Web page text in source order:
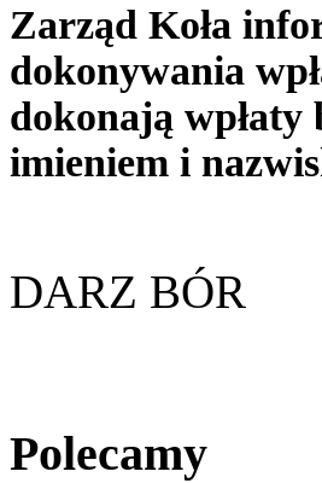
Zarząd Koła
dokonywania
dokonają wpłaty
imieniem i
DARZ BÓR
Polecamy